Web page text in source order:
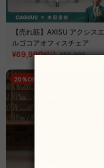
【売れ筋】AXISU アクシスエ
ルゴコアオフィスチェア
¥69,990税込 ¥85,690
20％OFF